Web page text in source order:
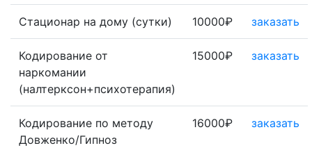
Стационар на дому (сутки) 10000₽ заказать
Кодирование от
наркомании
(налтерксон+психотерапия)
15000₽ заказать
Кодирование по методу
Довженко/Гипноз
16000₽ заказать